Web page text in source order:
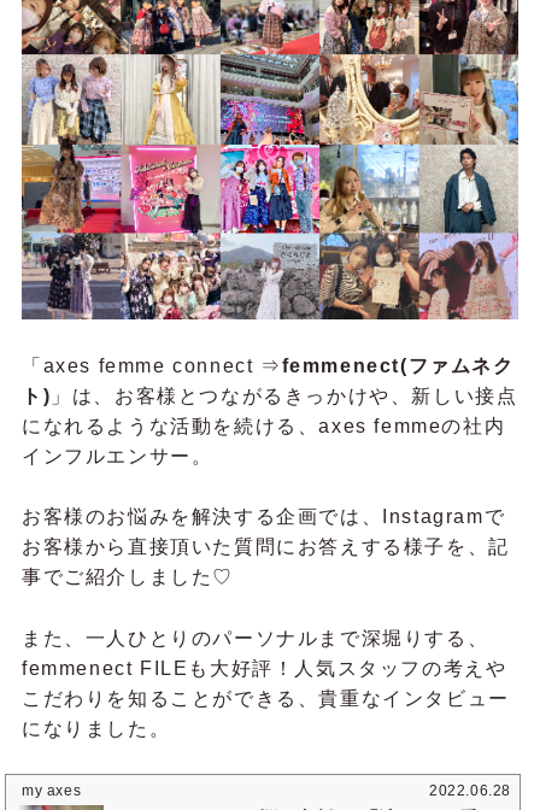
「axes femme connect ⇒femmenect(ファムネク
ト) 」は、お客様とつながるきっかけや、新しい接点
になれるような活動を続ける、axes femmeの社内
インフルエンサー。
お客様のお悩みを解決する企画では、Instagramで
お客様から直接頂いた質問にお答えする様子を、記
事でご紹介しました♡
また、一人ひとりのパーソナルまで深堀りする、
femmenect FILEも大好評！人気スタッフの考えや
こだわりを知ることができる、貴重なインタビュー
になりました。
my axes 2022.06.28